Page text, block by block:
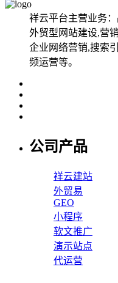
祥云平台主营业务
外贸型网站建设,营
企业网络营销,搜索
频运营等。
公司产品
祥云建站
外贸易
GEO
小程序
软文推广
演示站点
代运营